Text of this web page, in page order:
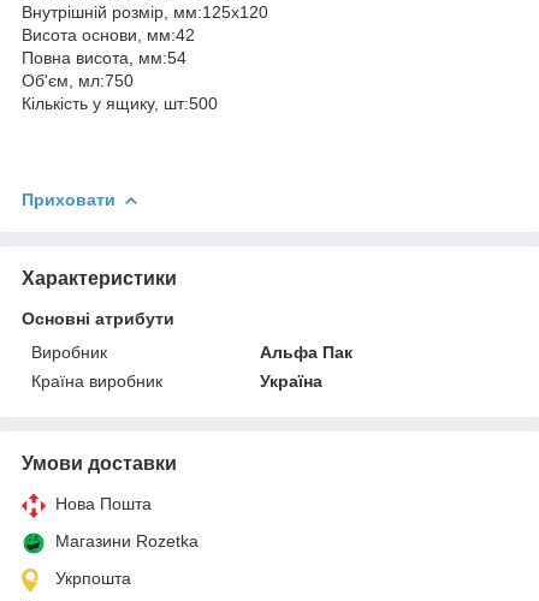
Внутрішній розмір, мм:125х120
Висота основи, мм:42
Повна висота, мм:54
Об'єм, мл:750
Кількість у ящику, шт:500
Приховати
Характеристики
Основні атрибути
Виробник
Альфа Пак
Країна виробник
Україна
Умови доставки
Нова Пошта
Магазини Rozetka
Укрпошта